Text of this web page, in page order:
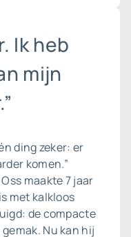
Ik heb
mijn
ding zeker: er
komen.”
maakte 7 jaar
met kalkloos
de compacte
Nu kan hij